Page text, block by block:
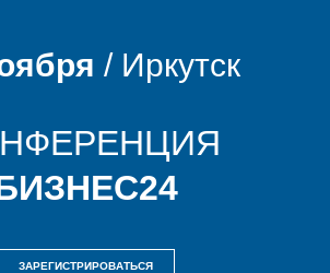
/ Иркутск
ЗАРЕГИCТРИРОВАТЬСЯ